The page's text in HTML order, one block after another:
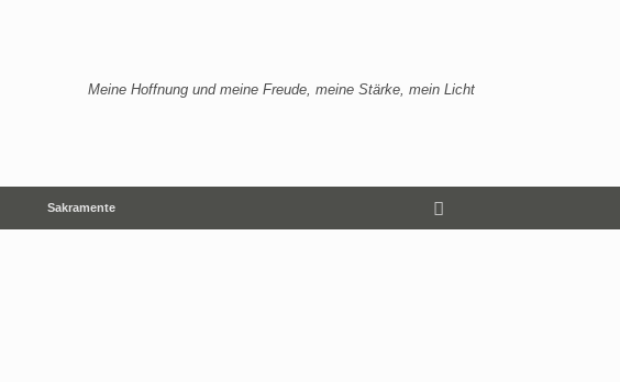
Meine Hoffnung und meine Freude, meine Stärke, mein Licht
Sakramente